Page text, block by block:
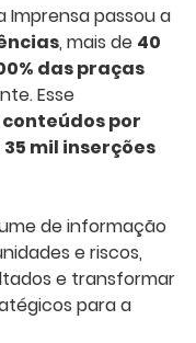
Imprensa passou a
, mais de 40
das praças
Esse
conteúdos por
35 mil inserções
de informação
e riscos,
e transformar
para a